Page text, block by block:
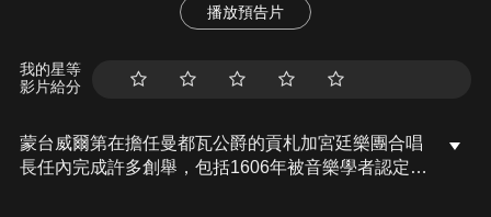
播放預告片
我的星等
影片給分
蒙台威爾第在擔任曼都瓦公爵的貢札加宮廷樂團合唱
長任內完成許多創舉，包括1606年被音樂學者認定為